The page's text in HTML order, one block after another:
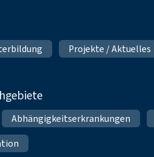
Projekte / Aktuelles
Abhängigkeitserkrankungen